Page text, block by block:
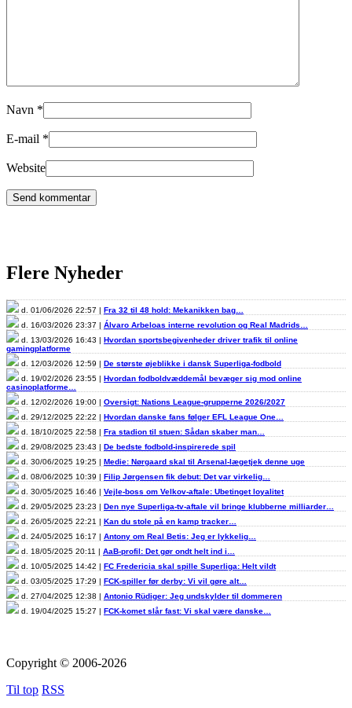
Navn *
E-mail *
Website
Flere Nyheder
d. 01/06/2026 22:57 | Fra 32 til 48 hold: Mekanikken bag…
d. 16/03/2026 23:37 | Álvaro Arbeloas interne revolution og Real Madrids…
d. 13/03/2026 16:43 | Hvordan sportsbegivenheder driver trafik til online
gamingplatforme
d. 12/03/2026 12:59 | De største øjeblikke i dansk Superliga-fodbold
d. 19/02/2026 23:55 | Hvordan fodboldvæddemål bevæger sig mod online
casinoplatforme…
d. 12/02/2026 19:00 | Oversigt: Nations League-grupperne 2026/2027
d. 29/12/2025 22:22 | Hvordan danske fans følger EFL League One…
d. 18/10/2025 22:58 | Fra stadion til stuen: Sådan skaber man…
d. 29/08/2025 23:43 | De bedste fodbold-inspirerede spil
d. 30/06/2025 19:25 | Medie: Nørgaard skal til Arsenal-lægetjek denne uge
d. 08/06/2025 10:39 | Filip Jørgensen fik debut: Det var virkelig…
d. 30/05/2025 16:46 | Vejle-boss om Velkov-aftale: Ubetinget loyalitet
d. 29/05/2025 23:23 | Den nye Superliga-tv-aftale vil bringe klubberne milliarder…
d. 26/05/2025 22:21 | Kan du stole på en kamp tracker…
d. 24/05/2025 16:17 | Antony om Real Betis: Jeg er lykkelig…
d. 18/05/2025 20:11 | AaB-profil: Det gør ondt helt ind i…
d. 10/05/2025 14:42 | FC Fredericia skal spille Superliga: Helt vildt
d. 03/05/2025 17:29 | FCK-spiller før derby: Vi vil gøre alt…
d. 27/04/2025 12:38 | Antonio Rüdiger: Jeg undskylder til dommeren
d. 19/04/2025 15:27 | FCK-komet slår fast: Vi skal være danske…
Copyright © 2006-2026
Til top RSS